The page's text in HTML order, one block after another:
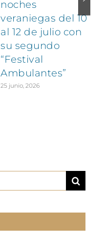
noches
veraniegas del 10
al 12 de julio con
su segundo
“Festival
Ambulantes”
25 junio, 2026